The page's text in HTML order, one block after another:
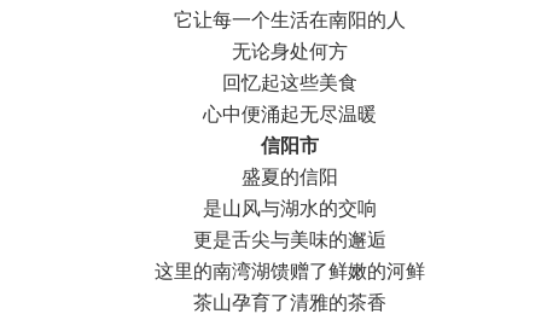
它让每一个生活在南阳的人
无论身处何方
回忆起这些美食
心中便涌起无尽温暖
信阳市
盛夏的信阳
是山风与湖水的交响
更是舌尖与美味的邂逅
这里的南湾湖馈赠了鲜嫩的河鲜
茶山孕育了清雅的茶香